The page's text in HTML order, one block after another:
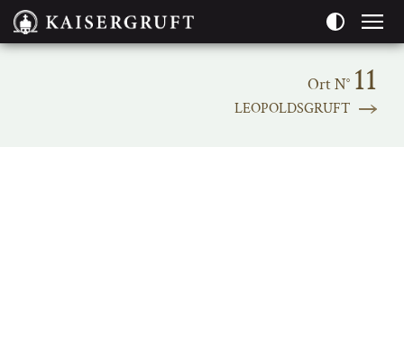
Seitenbereiche:
Ort N° 11
LEOPOLDSGRUFT